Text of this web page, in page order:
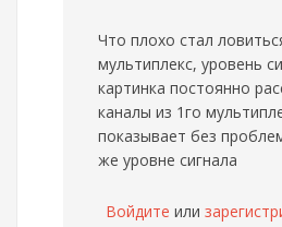
Что плохо стал
мультиплекс, уровень
картинка постоянно
каналы из 1го
показывает без
же уровне сигнала
Войдите или